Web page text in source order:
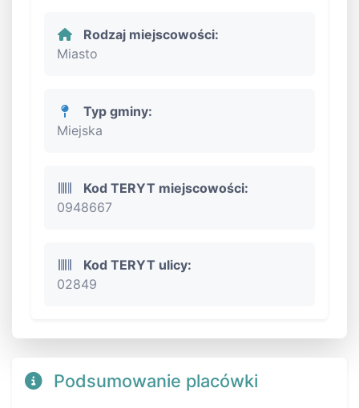
Rodzaj miejscowości:
Miasto
Typ gminy:
Miejska
Kod TERYT miejscowości:
0948667
Kod TERYT ulicy:
02849
Podsumowanie placówki